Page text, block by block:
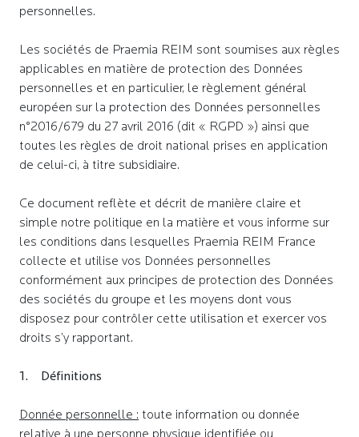
personnelles.
Les sociétés de Praemia REIM sont soumises aux règles
applicables en matière de protection des Données
personnelles et en particulier, le règlement général
européen sur la protection des Données personnelles
n°2016/679 du 27 avril 2016 (dit « RGPD ») ainsi que
toutes les règles de droit national prises en application
de celui-ci, à titre subsidiaire.
Ce document reflète et décrit de manière claire et
simple notre politique en la matière et vous informe sur
les conditions dans lesquelles Praemia REIM France
collecte et utilise vos Données personnelles
conformément aux principes de protection des Données
des sociétés du groupe et les moyens dont vous
disposez pour contrôler cette utilisation et exercer vos
droits s’y rapportant.
1. Définitions
Donnée personnelle : toute information ou donnée